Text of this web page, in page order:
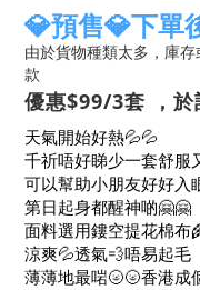
💎預售💎下單
由於貨物種類太多，庫
款
優惠$99/3套 ，
天氣開始好熱💦💦
千祈唔好睇少一套舒服
可以幫助小朋友好好
第日起身都醒神啲🤗🤗
面料選用鏤空提花棉布
涼爽💦透氣💨唔易起毛
薄薄地最啱🌝🌝香港成